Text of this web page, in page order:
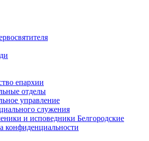
епархии
отделы
управление
служения
и исповедники Белгородские
конфиденциальности